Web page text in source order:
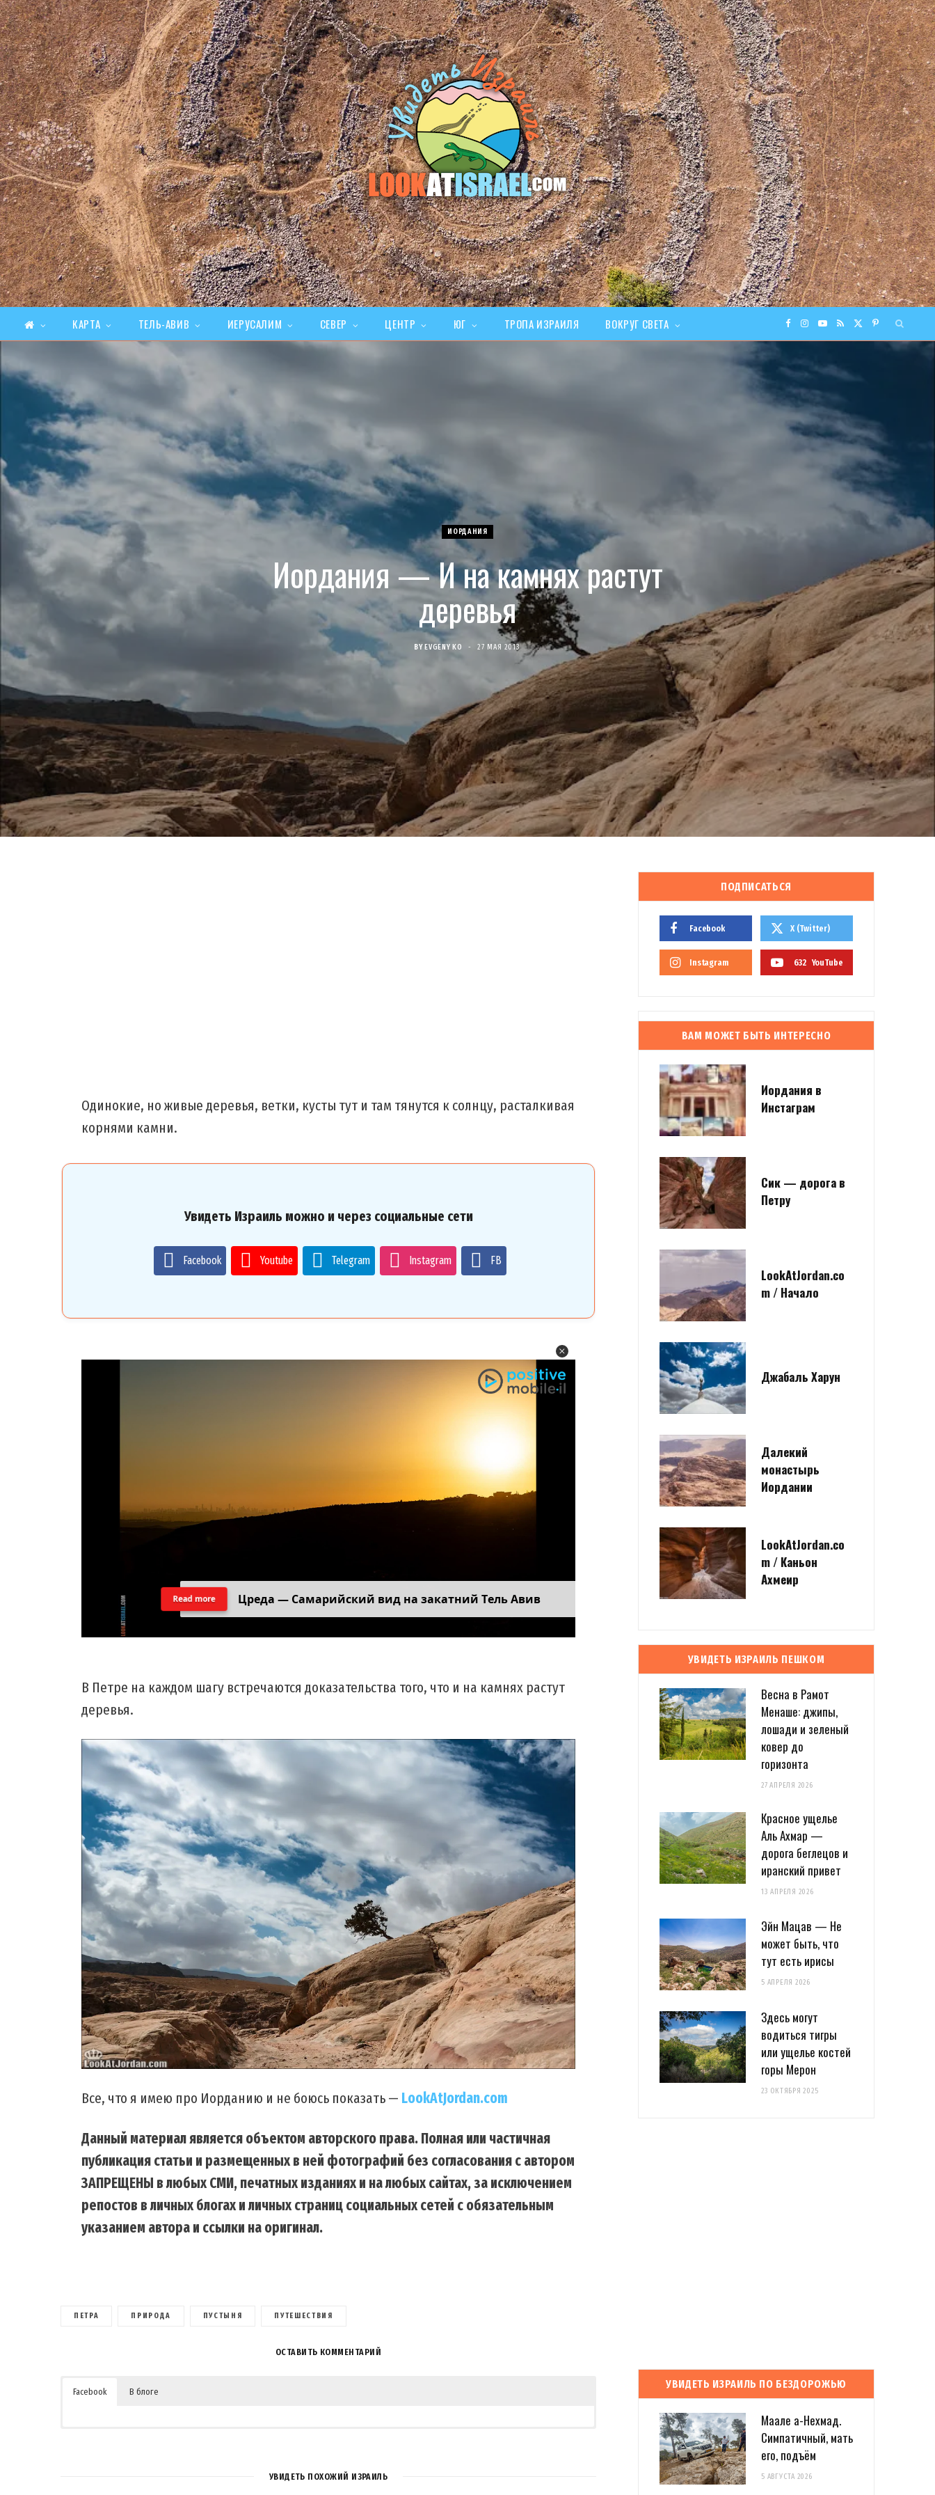
F
c
e
I
s
t
m
Y R
r
)
P
t
e
r
s
t
КАРТА ТЕЛЬ-АВИВ ИЕРУСАЛИМ СЕВЕР ЦЕНТР ЮГ ТРОПА ИЗРАИЛЯ ВОКРУГ СВЕТА
ИОРДАНИЯ
Иордания — И на камнях растут
деревья
BY EVGENY KO 27 МАЯ 2013
Одинокие, но живые деревья, ветки, кусты тут и там тянутся к солнцу, расталкивая
корнями камни.
Увидеть Израиль можно и через социальные сети
Facebook Youtube Telegram Instagram FB
Цреда — Самарийский вид на закатний Тель Авив
Read more
В Петре на каждом шагу встречаются доказательства того, что и на камнях растут
деревья.
Все, что я имею про Иорданию и не боюсь показать — LookAtJordan.com
Данный материал является объектом авторского права. Полная или частичная
публикация статьи и размещенных в ней фотографий без согласования с автором
ЗАПРЕЩЕНЫ в любых СМИ, печатных изданиях и на любых сайтах, за исключением
репостов в личных блогах и личных страниц социальных сетей с обязательным
указанием автора и ссылки на оригинал.
ПЕТРА ПРИРОДА ПУСТЫНЯ ПУТЕШЕСТВИЯ
ОСТАВИТЬ КОММЕНТАРИЙ
Facebook В блоге
УВИДЕТЬ ПОХОЖИЙ ИЗРАИЛЬ
ПОДПИСАТЬСЯ
Facebook X (Twitter)
Instagram 632 YouTube
ВАМ МОЖЕТ БЫТЬ ИНТЕРЕСНО
Иордания в
Инстаграм
Сик — дорога в
Петру
LookAtJordan.co
m / Начало
Джабаль Харун
Далекий
монастырь
Иордании
LookAtJordan.co
m / Каньон
Ахмеир
УВИДЕТЬ ИЗРАИЛЬ ПЕШКОМ
Весна в Рамот
Менаше: джипы,
лошади и зеленый
ковер до
горизонта
27 АПРЕЛЯ 2026
Красное ущелье
Аль Ахмар —
дорога беглецов и
иранский привет
13 АПРЕЛЯ 2026
Эйн Мацав — Не
может быть, что
тут есть ирисы
5 АПРЕЛЯ 2026
Здесь могут
водиться тигры
или ущелье костей
горы Мерон
23 ОКТЯБРЯ 2025
УВИДЕТЬ ИЗРАИЛЬ ПО БЕЗДОРОЖЬЮ
Маале а-Нехмад.
Симпатичный, мать
его, подъём
5 АВГУСТА 2026